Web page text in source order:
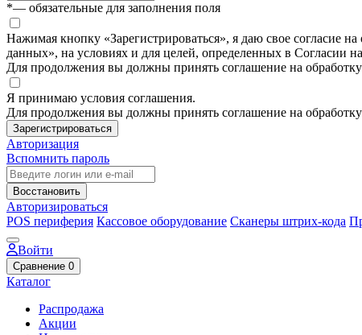
*— обязательные для заполнения поля
Нажимая кнопку «Зарегистрироваться», я даю свое согласие
данных», на условиях и для целей, определенных в Согласии
Для продолжения вы должны принять соглашение на
Я принимаю условия соглашения.
Для продолжения вы должны принять соглашение на
Зарегистрироваться
Авторизация
Вспомнить пароль
Восстановить
Авторизироваться
POS периферия Кассовое оборудование Сканеры штрих-кода
Войти
Сравнение 0
Каталог
Распродажа
Акции